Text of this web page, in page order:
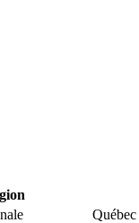
Québec